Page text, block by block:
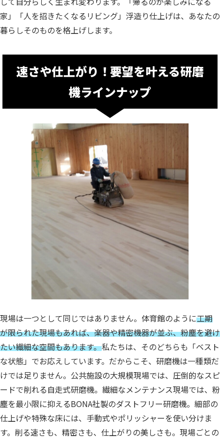
家」
「人を招きたくなるリビング」 浮造り仕上げは、あなたの
暮らしそのものを格上げします。
速さや仕上がり！要望を叶える研磨
機ラインナップ
現場は一つとして同じではありません。 体育館のように工期
が限られた現場もあれば、楽器や精密機器が並ぶ、粉塵を避け
たい繊細な空間もあります。私たちは、そのどちらも「ベスト
な状態」でお応えしています。 だからこそ、研磨機は一種類だ
けでは足りません。 公共施設の大規模現場では、圧倒的なスピ
ードで削れる自走式研磨機。 繊細なメンテナンス現場では、粉
塵を最小限に抑えるBONA社製のダストフリー研磨機。 細部の
仕上げや特殊な床には、手動式やポリッシャーを使い分けま
す。 削る速さも、精密さも、仕上がりの美しさも。 現場ごとの